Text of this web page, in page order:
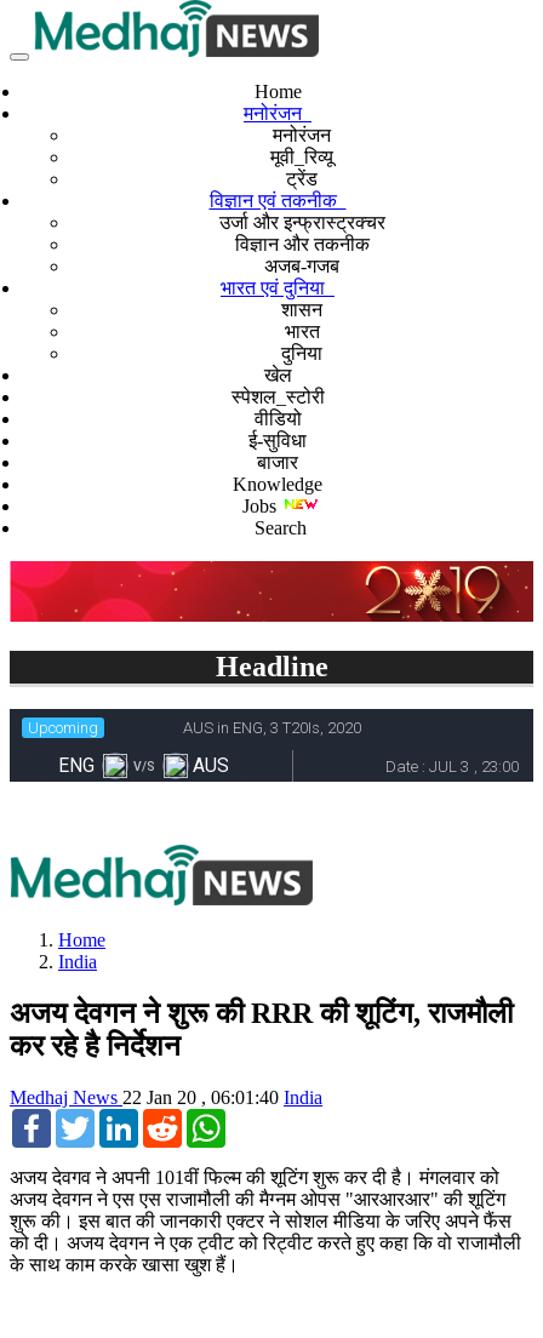
Home
मनोरंजन
मनोरंजन
मूवी_रिव्यू
ट्रेंड
विज्ञान एवं तकनीक
उर्जा और इन्फ्रास्ट्रक्चर
विज्ञान और तकनीक
अजब-गजब
भारत एवं दुनिया
शासन
भारत
दुनिया
खेल
स्पेशल_स्टोरी
वीडियो
ई-सुविधा
बाजार
Knowledge
Jobs
Search
Headline
Home
India
अजय देवगन ने शुरू की RRR की शूटिंग, राजमौली
कर रहे है निर्देशन
Medhaj News 22 Jan 20 , 06:01:40 India
FacebookTwitterLinkedInReddit
अजय देवगव ने अपनी 101वीं फिल्म की शूटिंग शुरू कर दी है। मंगलवार को
अजय देवगन ने एस एस राजामौली की मैग्नम ओपस "आरआरआर" की शूटिंग
शुरू की। इस बात की जानकारी एक्टर ने सोशल मीडिया के जरिए अपने फैंस
को दी। अजय देवगन ने एक ट्वीट को रिट्वीट करते हुए कहा कि वो राजामौली
के साथ काम करके खासा खुश हैं।